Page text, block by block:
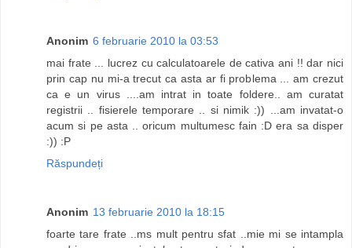
Anonim 6 februarie 2010 la 03:53
mai frate ... lucrez cu calculatoarele de cativa ani !! dar nici
prin cap nu mi-a trecut ca asta ar fi problema ... am crezut
ca e un virus ....am intrat in toate foldere.. am curatat
registrii .. fisierele temporare .. si nimik :)) ...am invatat-o
acum si pe asta .. oricum multumesc fain :D era sa disper
:)) :P
Răspundeți
Anonim 13 februarie 2010 la 18:15
foarte tare frate ..ms mult pentru sfat ..mie mi se intampla